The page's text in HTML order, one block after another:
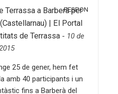
Terrassa a Barberà per
| El Portal
de Terrassa - 10 de
RESPON
25 de gener, hem fet
amb 40 participants i un
fins a Barberà del